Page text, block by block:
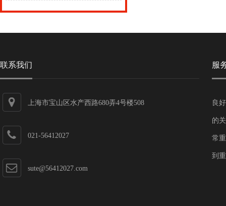
联系我们
上海市宝山区水产西路680弄4号楼508
021-56412027
sute@56412027.com
服
良
的
常
到